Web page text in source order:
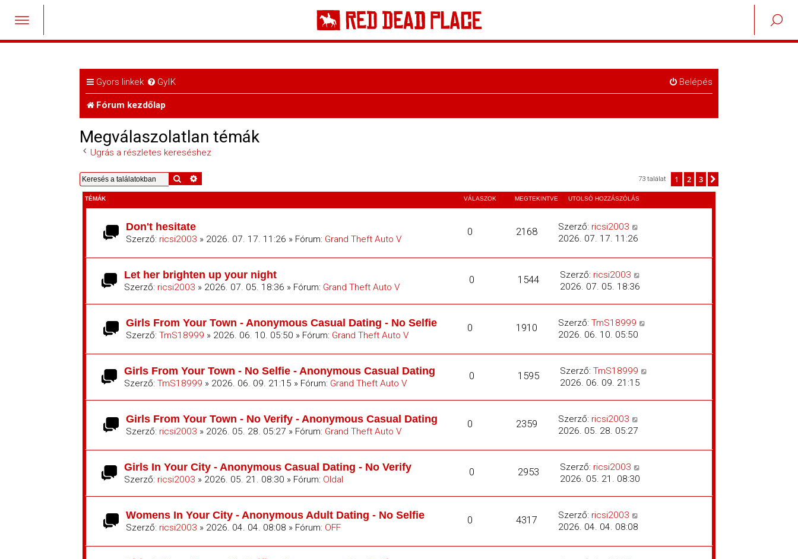
Gyors linkek GyIK Belépés
Fórum kezdőlap
Megválaszolatlan témák
Ugrás a részletes kereséshez
Keresés 73 találat 1 2 3
TÉMÁK VÁLASZOK MEGTEKINTVE UTOLSÓ HOZZÁSZÓLÁS
Don't hesitate
Szerző: ricsi2003 » 2026. 07. 17. 11:26 » Fórum: Grand Theft Auto V
0 2168 Szerző: ricsi2003
2026. 07. 17. 11:26
Let her brighten up your night
Szerző: ricsi2003 » 2026. 07. 05. 18:36 » Fórum: Grand Theft Auto V
0 1544 Szerző: ricsi2003
2026. 07. 05. 18:36
Girls From Your Town - Anonymous Casual Dating - No Selfie
Szerző:TmS18999 » 2026. 06. 10. 05:50 » Fórum: Grand Theft Auto V
0 1910 Szerző: TmS18999
2026. 06. 10. 05:50
Girls From Your Town - No Selfie - Anonymous Casual Dating
Szerző:TmS18999 » 2026. 06. 09. 21:15 » Fórum: Grand Theft Auto V
0 1595 Szerző: TmS18999
2026. 06. 09. 21:15
Girls From Your Town - No Verify - Anonymous Casual Dating
Szerző: ricsi2003 » 2026. 05. 28. 05:27 » Fórum: Grand Theft Auto V
0 2359 Szerző: ricsi2003
2026. 05. 28. 05:27
Girls In Your City - Anonymous Casual Dating - No Verify
Szerző: ricsi2003 » 2026. 05. 21. 08:30 » Fórum: Oldal
0 2953 Szerző: ricsi2003
2026. 05. 21. 08:30
Womens In Your City - Anonymous Adult Dating - No Selfie
Szerző: ricsi2003 » 2026. 04. 04. 08:08 » Fórum: OFF
0 4317 Szerző: ricsi2003
2026. 04. 04. 08:08